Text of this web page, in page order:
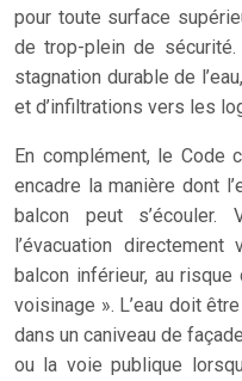
pour toute surface
de trop-plein de
stagnation durable de
et d’infiltrations vers les
En complément, le
encadre la manière dont
balcon peut
l’évacuation
balcon inférieur, au
voisinage ». L’eau doit
dans un caniveau de
ou la voie publique